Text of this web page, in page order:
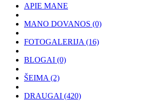
APIE MANE
MANO DOVANOS (0)
FOTOGALERIJA (16)
BLOGAI (0)
ŠEIMA (2)
DRAUGAI (420)